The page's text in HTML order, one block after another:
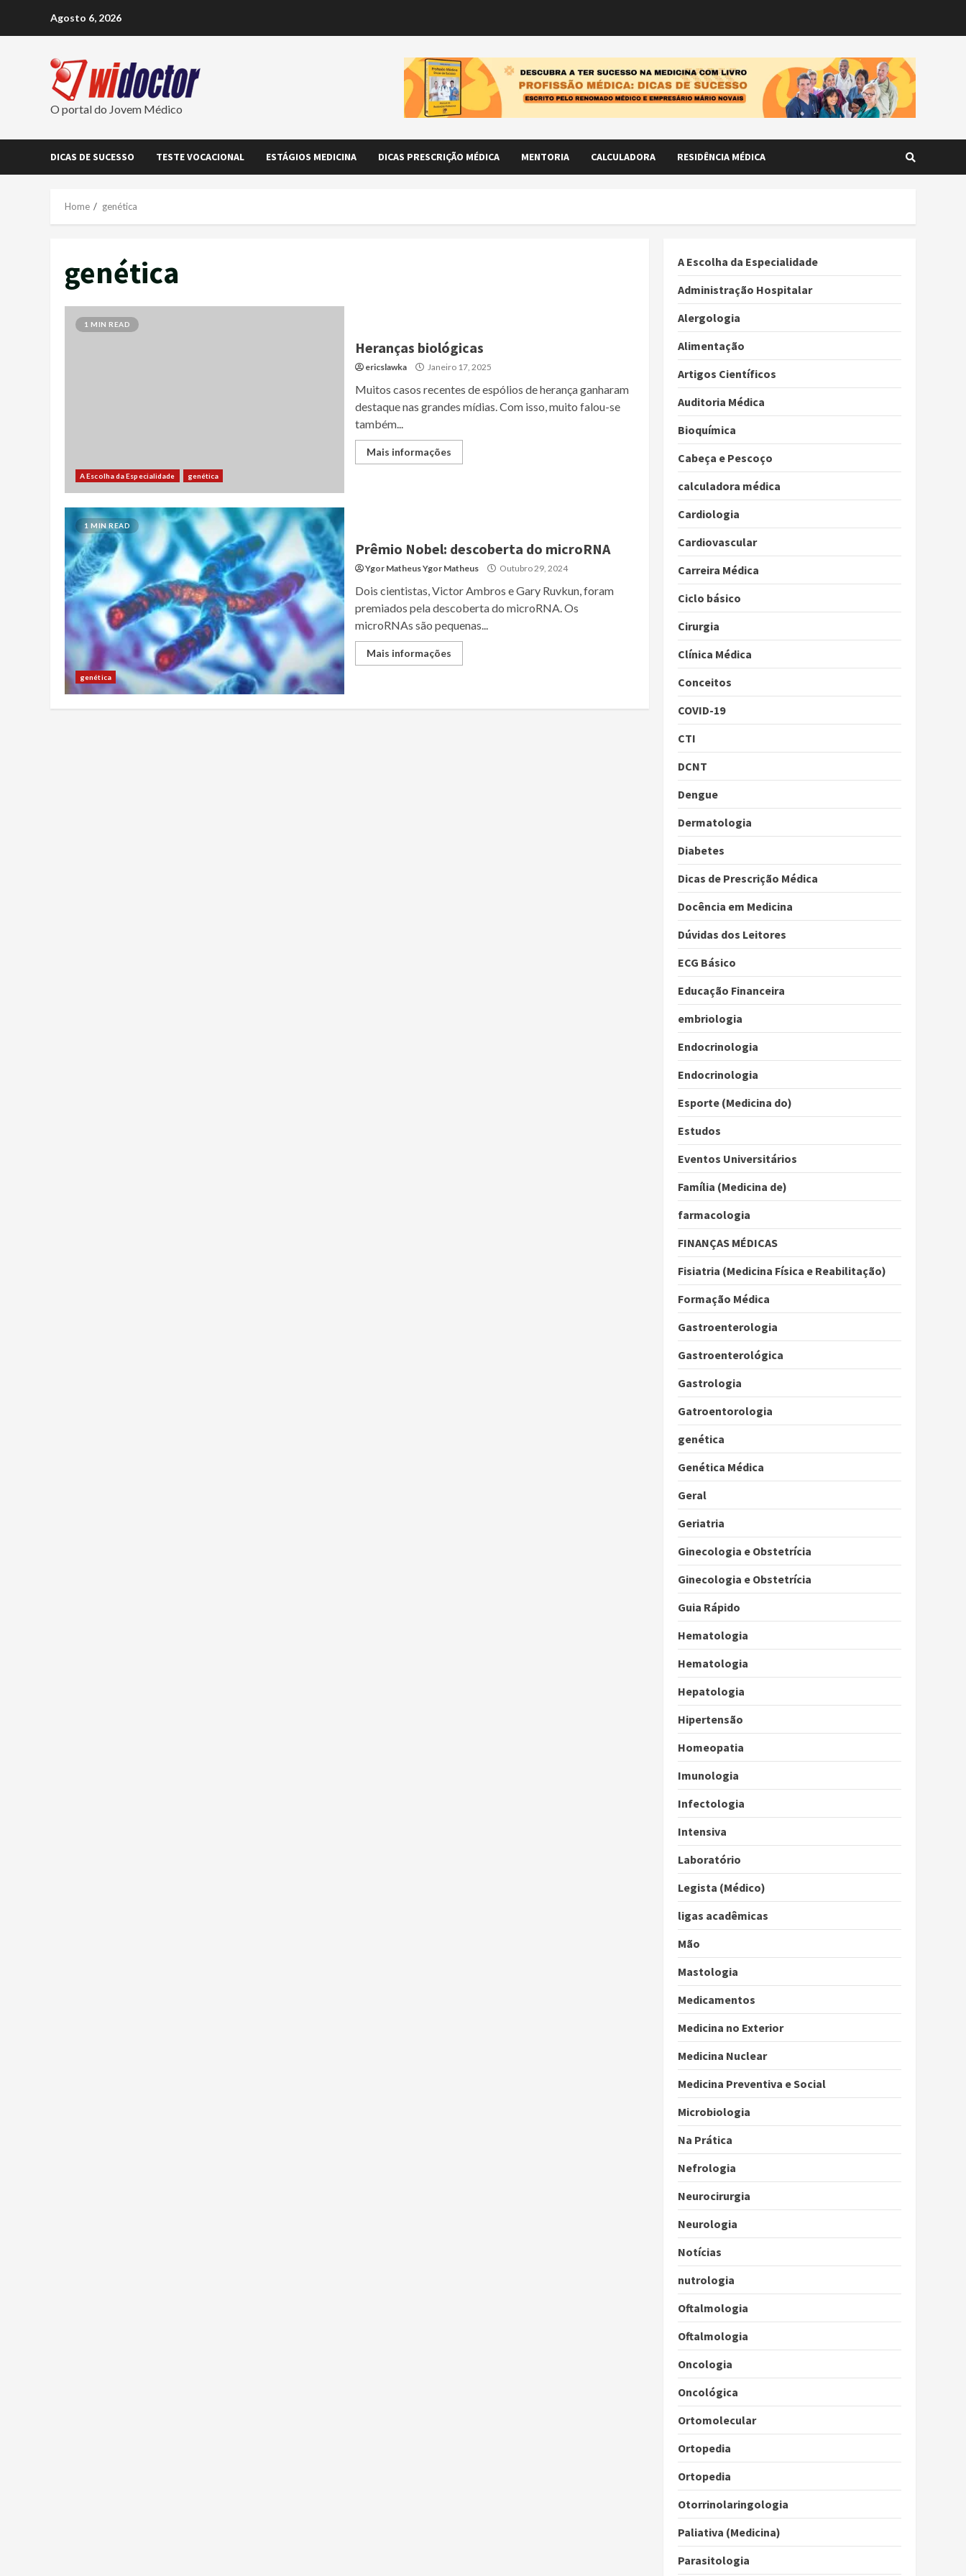
Agosto 6, 2026
O portal do Jovem Médico
DICAS DE SUCESSO TESTE VOCACIONAL ESTÁGIOS MEDICINA DICAS PRESCRIÇÃO MÉDICA MENTORIA CALCULADORA RESIDÊNCIA MÉDICA
Home genética
genética
1 MIN READ
A Escolha da Especialidade genética
Heranças biológicas
ericslawka Janeiro 17, 2025
Muitos casos recentes de espólios de herança ganharam
destaque nas grandes mídias. Com isso, muito falou-se
também...
Mais informações
1 MIN READ
genética
Prêmio Nobel: descoberta do microRNA
Ygor Matheus Ygor Matheus Outubro 29, 2024
Dois cientistas, Victor Ambros e Gary Ruvkun, foram
premiados pela descoberta do microRNA. Os
microRNAs são pequenas...
Mais informações
A Escolha da Especialidade
Administração Hospitalar
Alergologia
Alimentação
Artigos Científicos
Auditoria Médica
Bioquímica
Cabeça e Pescoço
calculadora médica
Cardiologia
Cardiovascular
Carreira Médica
Ciclo básico
Cirurgia
Clínica Médica
Conceitos
COVID-19
CTI
DCNT
Dengue
Dermatologia
Diabetes
Dicas de Prescrição Médica
Docência em Medicina
Dúvidas dos Leitores
ECG Básico
Educação Financeira
embriologia
Endocrinologia
Endocrinologia
Esporte (Medicina do)
Estudos
Eventos Universitários
Família (Medicina de)
farmacologia
FINANÇAS MÉDICAS
Fisiatria (Medicina Física e Reabilitação)
Formação Médica
Gastroenterologia
Gastroenterológica
Gastrologia
Gatroentorologia
genética
Genética Médica
Geral
Geriatria
Ginecologia e Obstetrícia
Ginecologia e Obstetrícia
Guia Rápido
Hematologia
Hematologia
Hepatologia
Hipertensão
Homeopatia
Imunologia
Infectologia
Intensiva
Laboratório
Legista (Médico)
ligas acadêmicas
Mão
Mastologia
Medicamentos
Medicina no Exterior
Medicina Nuclear
Medicina Preventiva e Social
Microbiologia
Na Prática
Nefrologia
Neurocirurgia
Neurologia
Notícias
nutrologia
Oftalmologia
Oftalmologia
Oncologia
Oncológica
Ortomolecular
Ortopedia
Ortopedia
Otorrinolaringologia
Paliativa (Medicina)
Parasitologia